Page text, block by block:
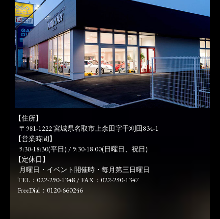
【住所】
〒981-1222 宮城県名取市上余田字千刈田834-1
【営業時間】
9:30-18:30(平日) / 9:30-18:00(日曜日、祝日)
【定休日】
月曜日・イベント開催時・毎月第三日曜日
TEL：022-290-1348 / FAX：022-290-1347
FreeDial：0120-660246